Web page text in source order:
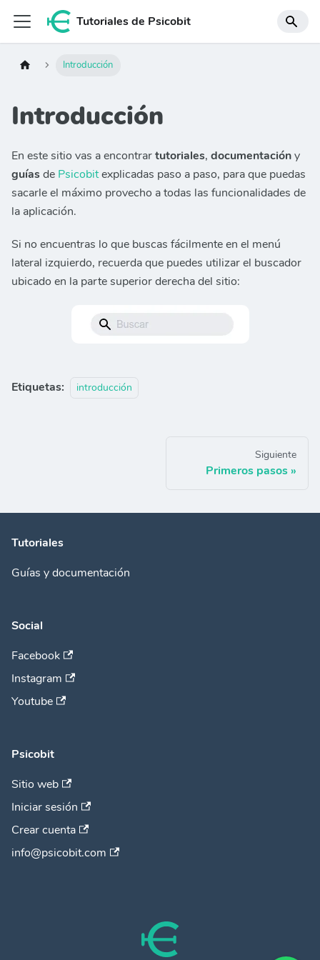
Tutoriales de Psicobit
Introducción
Introducción
En este sitio vas a encontrartutoriales, documentacióny
guíasde Psicobitexplicadas paso a paso, para que puedas
sacarle el máximo provecho a todas las funcionalidades de
la aplicación.
Si no encuentras lo que buscas fácilmente en el menú
lateral izquierdo, recuerda que puedes utilizar el buscador
ubicado en la parte superior derecha del sitio:
Etiquetas: introducción
Siguiente
Primeros pasos
Tutoriales
Guías y documentación
Social
Facebook
Instagram
Youtube
Psicobit
Sitio web
Iniciar sesión
Crear cuenta
info@psicobit.com